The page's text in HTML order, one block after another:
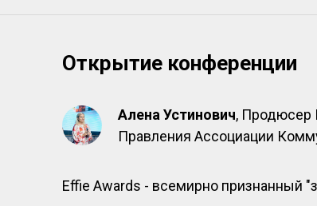
Открытие конференции
Алена Устинович, Продюсер
Правления Ассоциации
Effie Awards - всемирно признанный